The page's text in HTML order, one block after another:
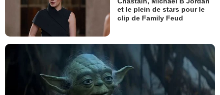
et le plein de stars pour le
clip de Family Feud